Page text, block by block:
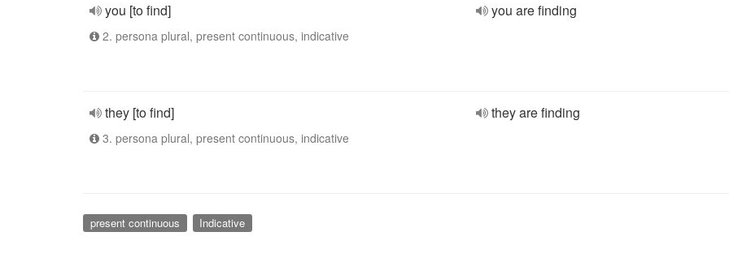
you [to find]
2. persona plural, present continuous, indicative
you are finding
they [to find]
3. persona plural, present continuous, indicative
they are finding
present continuous Indicative